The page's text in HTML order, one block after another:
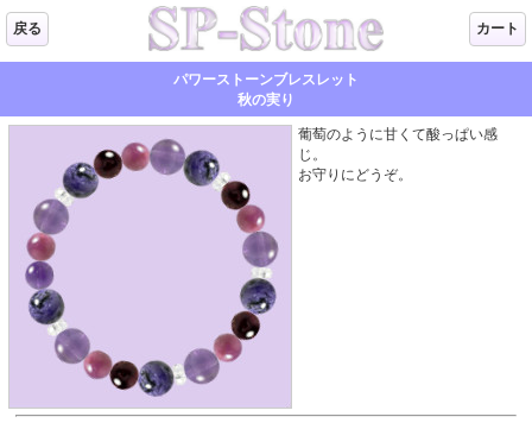
戻る カート
パワーストーンブレスレット
秋の実り
葡萄のように甘くて酸っぱい感
じ。
お守りにどうぞ。